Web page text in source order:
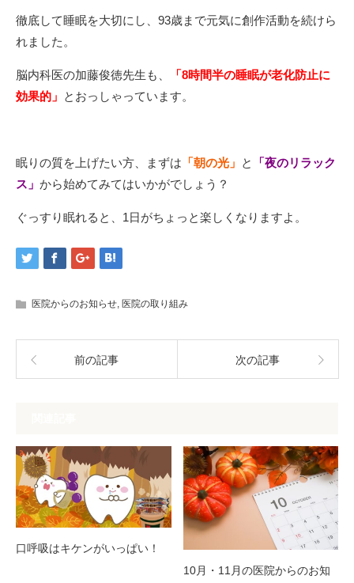
徹底して睡眠を⼤切にし、93歳まで元気に創作活動を続けら
れました。
脳内科医の加藤俊徳先⽣も、
「8時間半の睡眠が⽼化防⽌に
効果的」 とおっしゃっています。
眠りの質を上げたい⽅、まずは 「朝の光」 と
「夜のリラック
ス」 から始めてみてはいかがでしょう？
ぐっすり眠れると、1⽇がちょっと楽しくなりますよ。
医院からのお知らせ, 医院の取り組み
前の記事 次の記事
口呼吸はキケンがいっぱい！
10月・11月の医院からのお知